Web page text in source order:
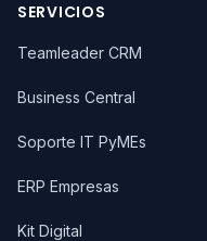
SERVICIOS
Teamleader CRM
Business Central
Soporte IT PyMEs
ERP Empresas
Kit Digital